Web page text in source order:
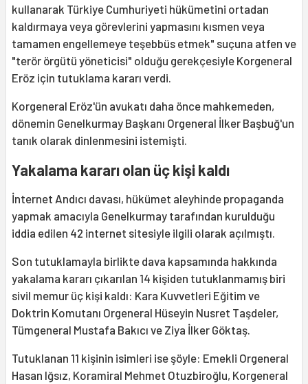
kullanarak Türkiye Cumhuriyeti hükümetini ortadan
kaldırmaya veya görevlerini yapmasını kısmen veya
tamamen engellemeye teşebbüs etmek" suçuna atfen ve
"terör örgütü yöneticisi" olduğu gerekçesiyle Korgeneral
Eröz için tutuklama kararı verdi.
Korgeneral Eröz'ün avukatı daha önce mahkemeden,
dönemin Genelkurmay Başkanı Orgeneral İlker Başbuğ'un
tanık olarak dinlenmesini istemişti.
Yakalama kararı olan üç kişi kaldı
İnternet Andıcı davası, hükümet aleyhinde propaganda
yapmak amacıyla Genelkurmay tarafından kurulduğu
iddia edilen 42 internet sitesiyle ilgili olarak açılmıştı.
Son tutuklamayla birlikte dava kapsamında hakkında
yakalama kararı çıkarılan 14 kişiden tutuklanmamış biri
sivil memur üç kişi kaldı: Kara Kuvvetleri Eğitim ve
Doktrin Komutanı Orgeneral Hüseyin Nusret Taşdeler,
Tümgeneral Mustafa Bakıcı ve Ziya İlker Göktaş.
Tutuklanan 11 kişinin isimleri ise şöyle: Emekli Orgeneral
Hasan Iğsız, Koramiral Mehmet Otuzbiroğlu, Korgeneral